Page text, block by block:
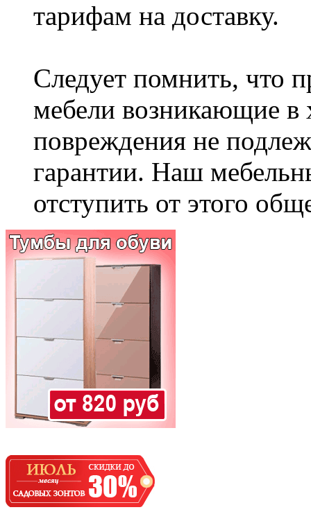
тарифам на доставку.
Следует помнить, что
мебели возникающие в
повреждения не
гарантии. Наш
отступить от этого